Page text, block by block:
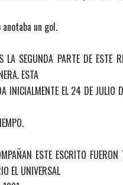
un gol.
LA SEGUNDA PARTE DE ESTE
ESTA
INICIALMENTE EL 24 DE JULIO
ESTE ESCRITO
EL UNIVERSAL